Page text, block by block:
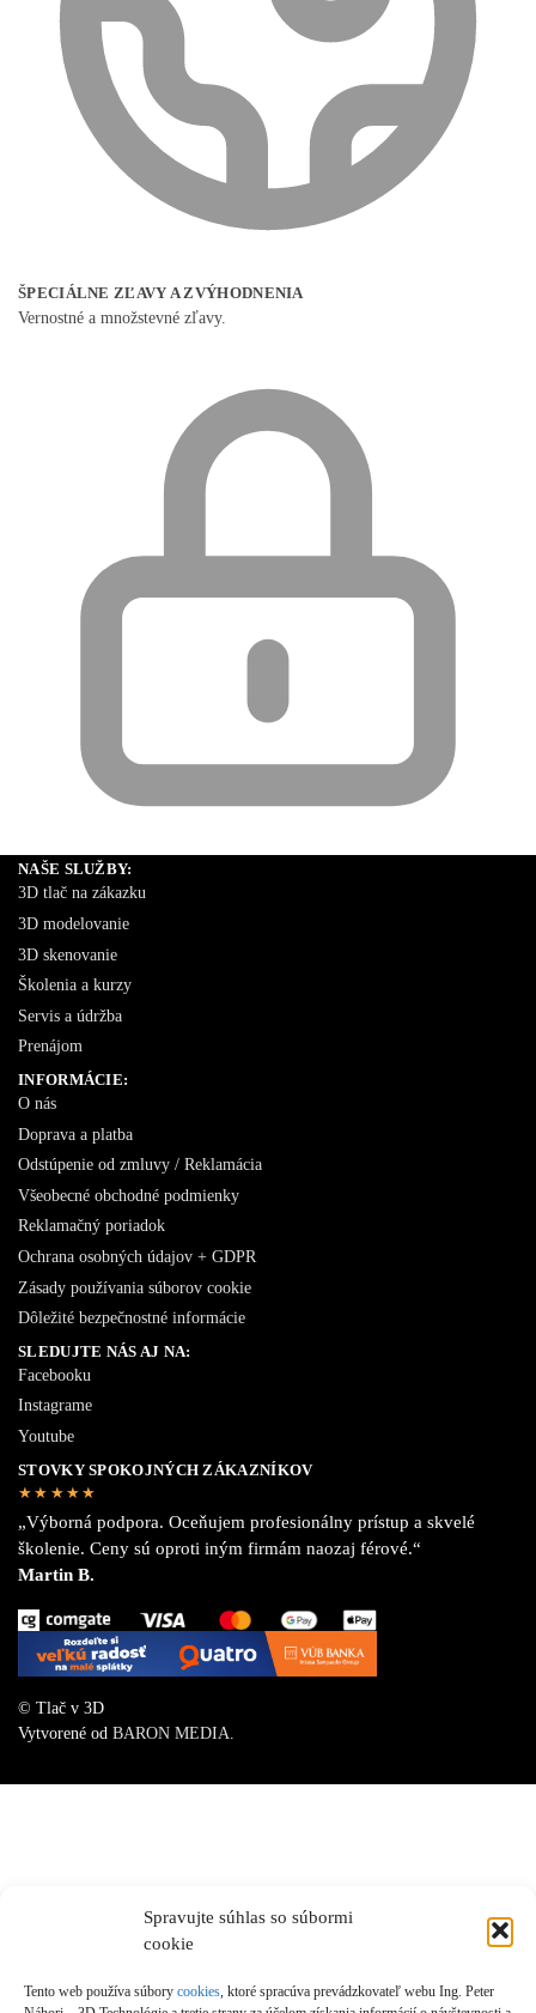
Spravujte súhlas so súbormi
cookie
Tento web používa súbory cookies , ktoré spracúva prevádzkovateľ webu Ing. Peter
ŠPECIÁLNE ZĽAVY A ZVÝHODNENIA
Vernostné a množstevné zľavy.
NAŠE SLUŽBY:
3D tlač na zákazku
3D modelovanie
3D skenovanie
Školenia a kurzy
Servis a údržba
Prenájom
INFORMÁCIE:
O nás
Doprava a platba
Odstúpenie od zmluvy / Reklamácia
Všeobecné obchodné podmienky
Reklamačný poriadok
Ochrana osobných údajov + GDPR
Zásady používania súborov cookie
Dôležité bezpečnostné informácie
SLEDUJTE NÁS AJ NA:
Facebooku
Instagrame
Youtube
STOVKY SPOKOJNÝCH ZÁKAZNÍKOV
★★★★★
„Výborná podpora. Oceňujem profesionálny prístup a skvelé
školenie. Ceny sú oproti iným firmám naozaj férové.“
Martin B.
© Tlač v 3D
Vytvorené od BARON MEDIA.